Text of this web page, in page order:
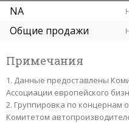
NA
Общие продажи
Примечания
Данные предоставлены
Ассоциации европейского
Группировка по концернам
Комитетом